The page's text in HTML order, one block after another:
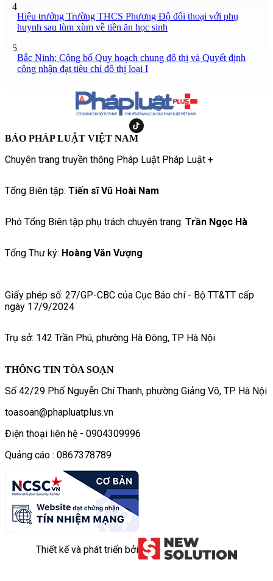
4
Hiệu trưởng Trường THCS Phương Độ đối thoại với phụ
huynh sau lùm xùm về tiền ăn học sinh
5
Bắc Ninh: Công bố Quy hoạch chung đô thị và Quyết định
công nhận đạt tiêu chí đô thị loại I
BÁO PHÁP LUẬT VIỆT NAM
Chuyên trang truyền thông Pháp Luật Pháp Luật +
Tổng Biên tập: Tiến sĩ Vũ Hoài Nam
Phó Tổng Biên tập phụ trách chuyên trang: Trần Ngọc Hà
Tổng Thư ký: Hoàng Văn Vượng
Giấy phép số: 27/GP-CBC của Cục Báo chí - Bộ TT&TT cấp
ngày 17/9/2024
Trụ sở: 142 Trần Phú, phường Hà Đông, TP Hà Nội
THÔNG TIN TÒA SOẠN
Số 42/29 Phố Nguyễn Chí Thanh, phường Giảng Võ, TP. Hà Nội
toasoan@phapluatplus.vn
Điện thoại liên hệ - 0904309996
Quảng cáo : 0867378789
Thiết kế và phát triển bởi